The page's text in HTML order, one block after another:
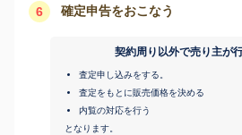
6 確定申告をおこなう
契約周り以外で売り主が
査定申し込みをする。
査定をもとに販売価格を決める
内覧の対応を行う
となります。